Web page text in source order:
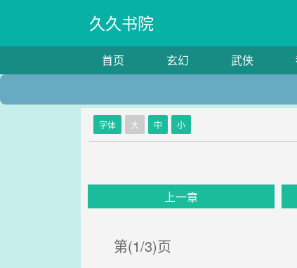
久久书院
首页 玄幻 武侠
字体 大 中 小
上一章
第(1/3)页